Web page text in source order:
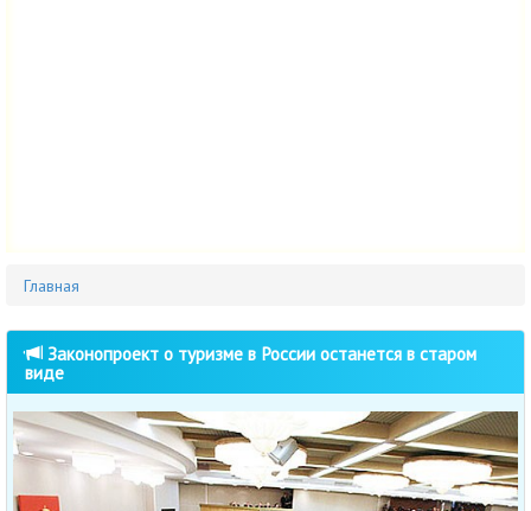
Главная
Законопроект о туризме в России останется в старом
виде